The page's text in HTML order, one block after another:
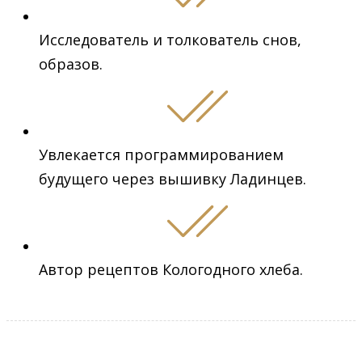
Исследователь и толкователь снов,
образов.
Увлекается программированием
будущего через вышивку Ладинцев.
Автор рецептов Кологодного хлеба.